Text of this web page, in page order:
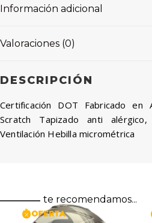
Información adicional
Valoraciones (0)
DESCRIPCIÓN
Certificación DOT Fabricado en
Scratch Tapizado anti
Ventilación Hebilla micrométrica
te recomendamos...